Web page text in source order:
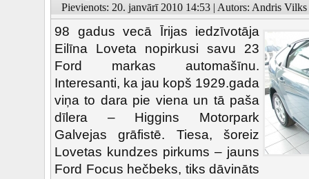
Pievienots: 20. janvārī 2010 14:53 | Autors: Andris
98 gadus vecā Īrijas iedzīvotāja
Eilīna Loveta nopirkusi savu 23
Ford markas automašīnu.
Interesanti, ka jau kopš 1929.gada
viņa to dara pie viena un tā paša
dīlera – Higgins Motorpark
Galvejas grāfistē. Tiesa, šoreiz
Lovetas kundzes pirkums – jauns
Ford Focus hečbeks, tiks dāvināts